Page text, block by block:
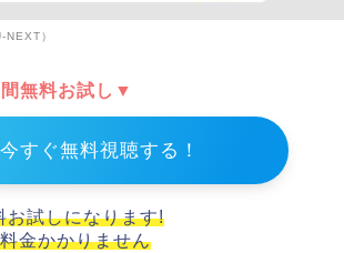
NEXT）
無料お試し▼
すぐ無料視聴する！
試しになります!
金かかりません